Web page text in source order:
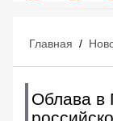
Главная /
Облава в